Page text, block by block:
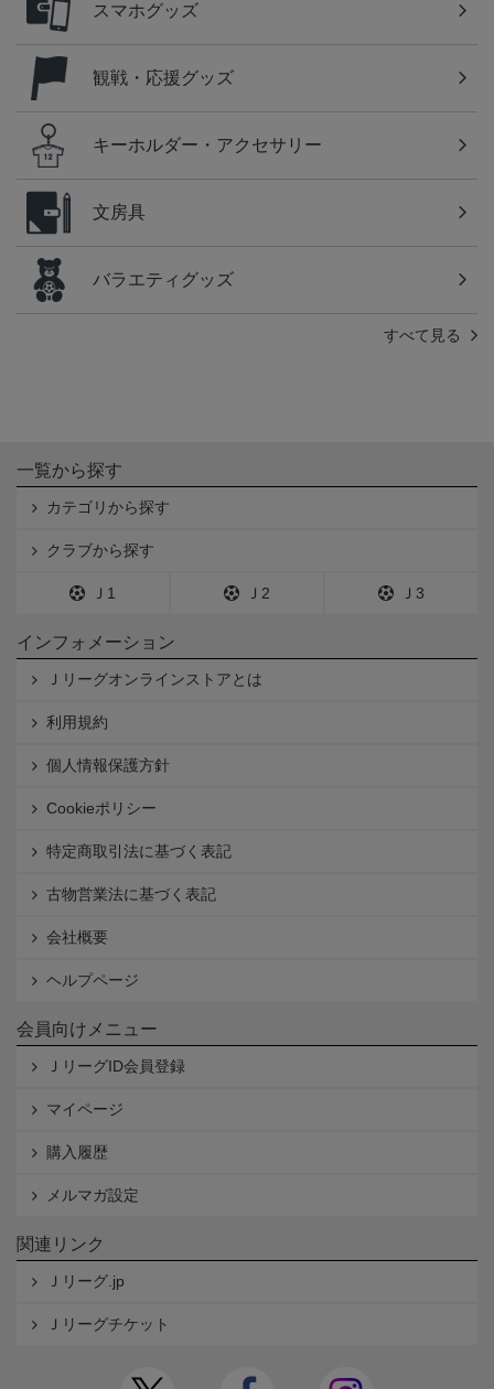
スマホグッズ
観戦・応援グッズ
キーホルダー・アクセサリー
文房具
バラエティグッズ
すべて見る
一覧から探す
カテゴリから探す
クラブから探す
Ｊ1 Ｊ2 Ｊ3
インフォメーション
Ｊリーグオンラインストアとは
利用規約
個人情報保護方針
Cookieポリシー
特定商取引法に基づく表記
古物営業法に基づく表記
会社概要
ヘルプページ
会員向けメニュー
ＪリーグID会員登録
マイページ
購入履歴
メルマガ設定
関連リンク
Ｊリーグ.jp
Ｊリーグチケット